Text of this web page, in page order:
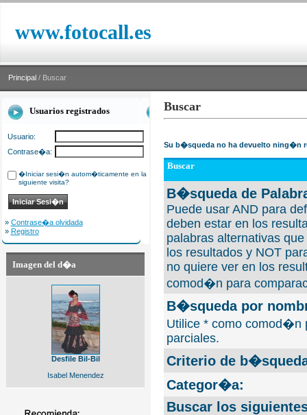
www.fotocall.es
Principal / Buscar
Usuarios registrados
Usuario:
Contrase�a:
�Iniciar sesi�n autom�ticamente en la
siguiente visita?
» Contrase�a olvidada
» Registro
Imagen del d�a
Desfile Bil-Bil
Isabel Menendez
Buscar
Su b�squeda no ha devuelto ning�n
Buscar
B�squeda de
Puede usar AND para
deben estar en los
palabras alternativas
los resultados y NOT
no quiere ver en los
comod�n para
B�squeda por
Utilice * como comod�n
parciales.
Criterio de
Categor�a:
Buscar los